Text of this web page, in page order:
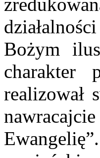
Bożym
charakter
realizował